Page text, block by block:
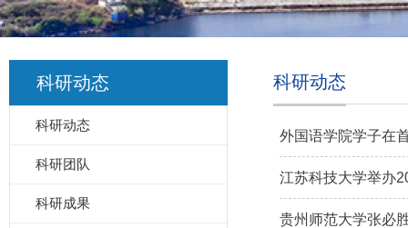
科研动态
科研动态
科研团队
科研成果
科研动态
外国语学院学子在
江苏科技大学举办
贵州师范大学张必